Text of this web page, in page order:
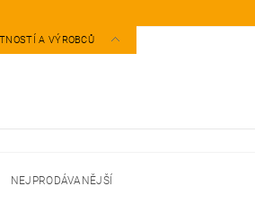
A VÝROBCŮ
NEJPRODÁVANĚJŠÍ